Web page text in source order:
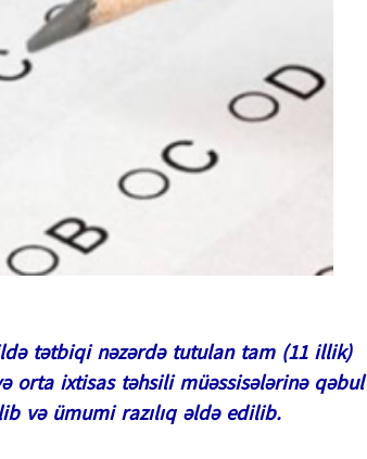
tətbiqi nəzərdə tutulan tam (11 illik)
orta ixtisas təhsili müəssisələrinə qəbul
və ümumi razılıq əldə edilib.